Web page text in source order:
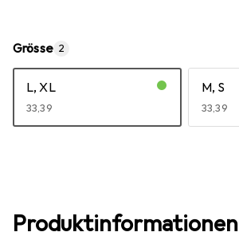
Grösse 2
L, XL
EUR
33,39
M, S
EUR
33,39
Produktinformationen